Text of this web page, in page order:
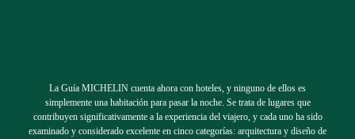
La Guía MICHELIN cuenta ahora con hoteles, y ninguno de ellos es
simplemente una habitación para pasar la noche. Se trata de lugares que
contribuyen significativamente a la experiencia del viajero, y cada uno ha sido
examinado y considerado excelente en cinco categorías: arquitectura y diseño de